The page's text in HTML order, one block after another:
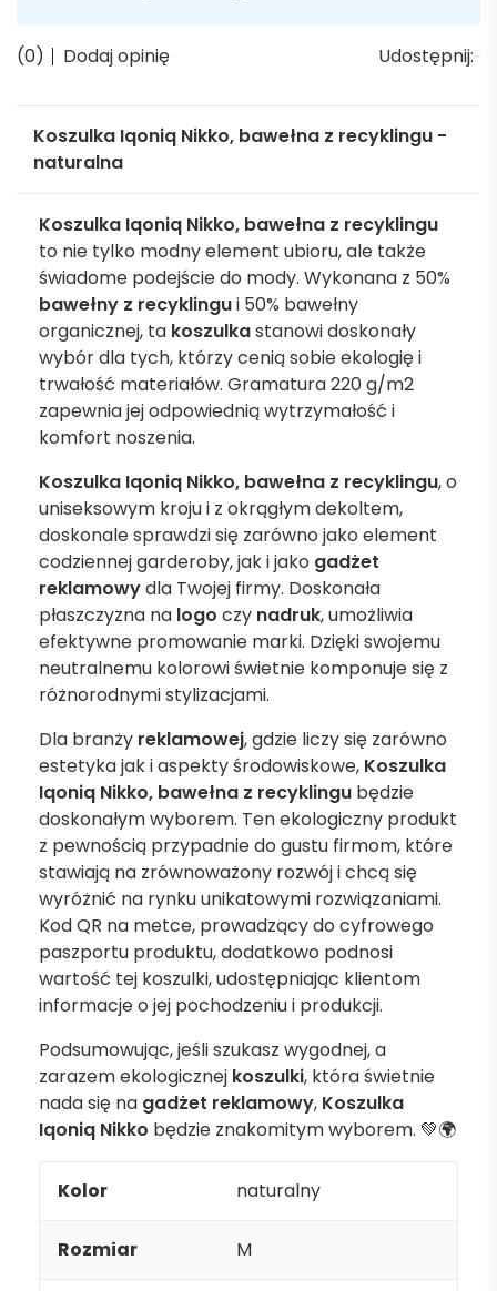
(0) Dodaj opinię Udostępnij:
Koszulka Iqoniq Nikko, bawełna z recyklingu -
naturalna
Koszulka Iqoniq Nikko, bawełna z recyklingu
to nie tylko modny element ubioru, ale także
świadome podejście do mody. Wykonana z 50%
bawełny z recyklingui 50% bawełny
organicznej, ta koszulkastanowi doskonały
wybór dla tych, którzy cenią sobie ekologię i
trwałość materiałów. Gramatura 220 g/m2
zapewnia jej odpowiednią wytrzymałość i
komfort noszenia.
Koszulka Iqoniq Nikko, bawełna z recyklingu, o
uniseksowym kroju i z okrągłym dekoltem,
doskonale sprawdzi się zarówno jako element
codziennej garderoby, jak i jako gadżet
reklamowydla Twojej firmy. Doskonała
płaszczyzna na logo czy nadruk, umożliwia
efektywne promowanie marki. Dzięki swojemu
neutralnemu kolorowi świetnie komponuje się z
różnorodnymi stylizacjami.
Dla branży reklamowej, gdzie liczy się zarówno
estetyka jak i aspekty środowiskowe, Koszulka
Iqoniq Nikko, bawełna z recyklingu będzie
doskonałym wyborem. Ten ekologiczny produkt
z pewnością przypadnie do gustu firmom, które
stawiają na zrównoważony rozwój i chcą się
wyróżnić na rynku unikatowymi rozwiązaniami.
Kod QR na metce, prowadzący do cyfrowego
paszportu produktu, dodatkowo podnosi
wartość tej koszulki, udostępniając klientom
informacje o jej pochodzeniu i produkcji.
Podsumowując, jeśli szukasz wygodnej, a
zarazem ekologicznej koszulki, która świetnie
nada się na gadżet reklamowy, Koszulka
Iqoniq Nikko będzie znakomitym wyborem. 💚🌍
Kolor naturalny
Rozmiar M